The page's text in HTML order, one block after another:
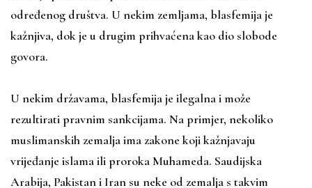
određenog društva. U nekim zemljama, blasfemija je
kažnjiva, dok je u drugim prihvaćena kao dio slobode
govora.
U nekim državama, blasfemija je ilegalna i može
rezultirati pravnim sankcijama. Na primjer, nekoliko
muslimanskih zemalja ima zakone koji kažnjavaju
vrijeđanje islama ili proroka Muhameda. Saudijska
Arabija, Pakistan i Iran su neke od zemalja s takvim